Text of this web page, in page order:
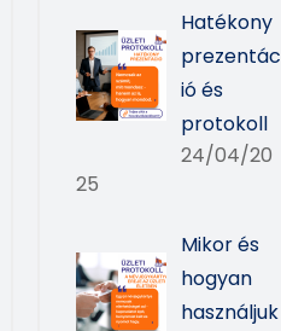
Hatékony
prezentác
ió és
protokoll
24/04/20
25
Mikor és
hogyan
használjuk